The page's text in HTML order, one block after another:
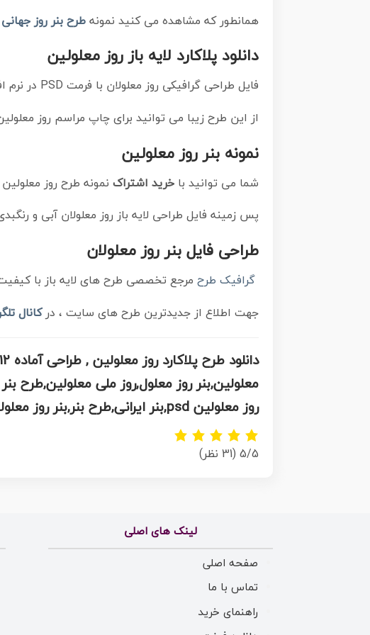
همانطور که مشاهده می کنید نمونه طرح بنر روز
دانلود پلاکارد لایه باز روز معلولین
فایل طراحی گرافیکی روز معلولان با فرمت PSD در نرم افزار فتوشاپ با قابلیت تغییر سایز است.
از این طرح زیبا می توانید برای چاپ مراسم روز
نمونه بنر روز معلولین
شما می توانید با خرید اشتراک نمونه طرح روز
پس زمینه فایل طراحی لایه باز روز معلولان آبی و
طراحی فایل بنر روز معلولان
گرافیک طرح مرجع تخصصی طرح های لایه باز با
جهت اطلاع از جدیدترین طرح های سایت ، درکانال
معلولین,بنر روز معلول,روز ملی
روز معلولین psd,بنر ایرانی,طرح بنر,بنر روز معلولان,تصویر معلول
5/5 (31 نظر)
لینک های اصلی
صفحه اصلی
تماس با ما
راهنمای خرید